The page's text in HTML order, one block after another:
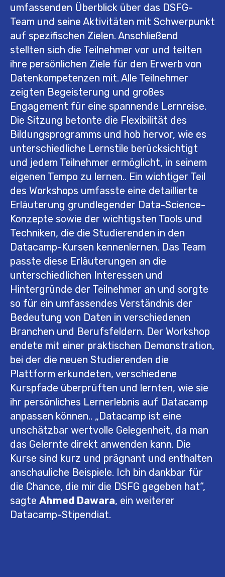
umfassenden Überblick über das DSFG-
Team und seine Aktivitäten mit Schwerpunkt
auf spezifischen Zielen. Anschließend
stellten sich die Teilnehmer vor und teilten
ihre persönlichen Ziele für den Erwerb von
Datenkompetenzen mit. Alle Teilnehmer
zeigten Begeisterung und großes
Engagement für eine spannende Lernreise.
Die Sitzung betonte die Flexibilität des
Bildungsprogramms und hob hervor, wie es
unterschiedliche Lernstile berücksichtigt
und jedem Teilnehmer ermöglicht, in seinem
eigenen Tempo zu lernen.. Ein wichtiger Teil
des Workshops umfasste eine detaillierte
Erläuterung grundlegender Data-Science-
Konzepte sowie der wichtigsten Tools und
Techniken, die die Studierenden in den
Datacamp-Kursen kennenlernen. Das Team
passte diese Erläuterungen an die
unterschiedlichen Interessen und
Hintergründe der Teilnehmer an und sorgte
so für ein umfassendes Verständnis der
Bedeutung von Daten in verschiedenen
Branchen und Berufsfeldern. Der Workshop
endete mit einer praktischen Demonstration,
bei der die neuen Studierenden die
Plattform erkundeten, verschiedene
Kurspfade überprüften und lernten, wie sie
ihr persönliches Lernerlebnis auf Datacamp
anpassen können.. „Datacamp ist eine
unschätzbar wertvolle Gelegenheit, da man
das Gelernte direkt anwenden kann. Die
Kurse sind kurz und prägnant und enthalten
anschauliche Beispiele. Ich bin dankbar für
die Chance, die mir die DSFG gegeben hat“,
sagte Ahmed Dawara, ein weiterer
Datacamp-Stipendiat.